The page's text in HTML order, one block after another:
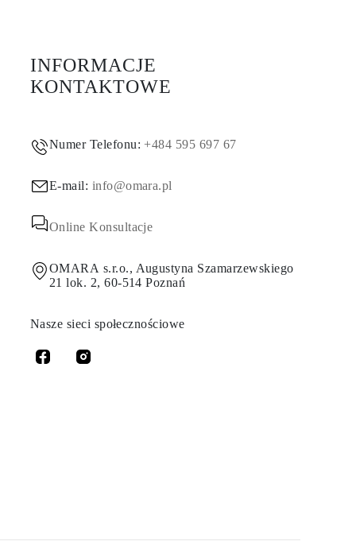
INFORMACJE
KONTAKTOWE
Numer Telefonu:+484 595 697 67
E-mail: info@omara.pl
Online Konsultacje
OMARA s.r.o., Augustyna Szamarzewskiego
21 lok. 2, 60-514 Poznań
Nasze sieci społecznościowe